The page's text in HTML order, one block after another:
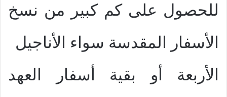
للحصول على كم كبير من نسخ
الأسفار المقدسة سواء الأناجيل
الأربعة أو بقية أسفار العهد